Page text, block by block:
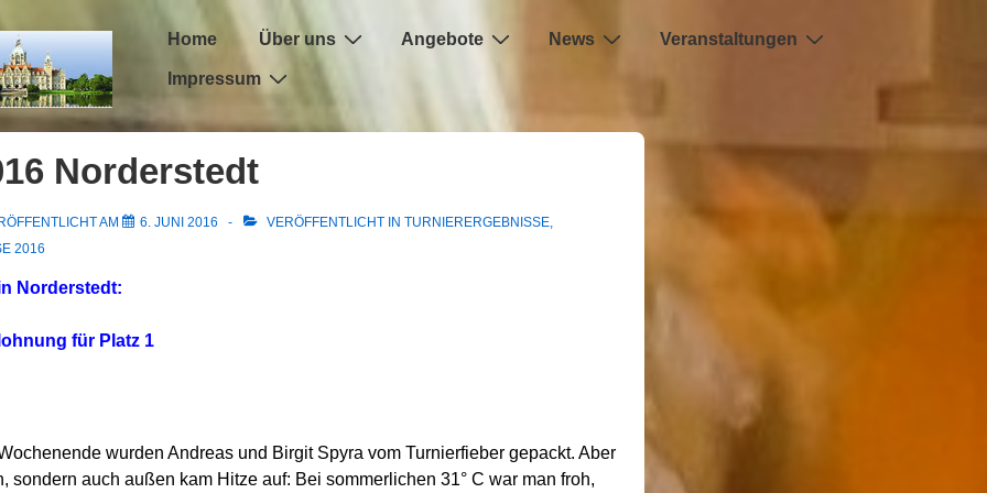
Hauptnavigation
Home Über uns Angebote News Veranstaltungen
Impressum
Norderstedt
AM 6. JUNI 2016 VERÖFFENTLICHT IN TURNIERERGEBNISSE,
2016
Norderstedt:
für Platz 1
wurden Andreas und Birgit Spyra vom Turnierfieber gepackt. Aber
sondern auch außen kam Hitze auf: Bei sommerlichen 31° C war man froh,